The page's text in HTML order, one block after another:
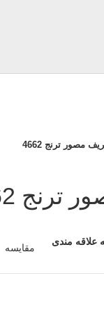
مصور ترنج 4662
4662
علاقه مندی
مقایسه